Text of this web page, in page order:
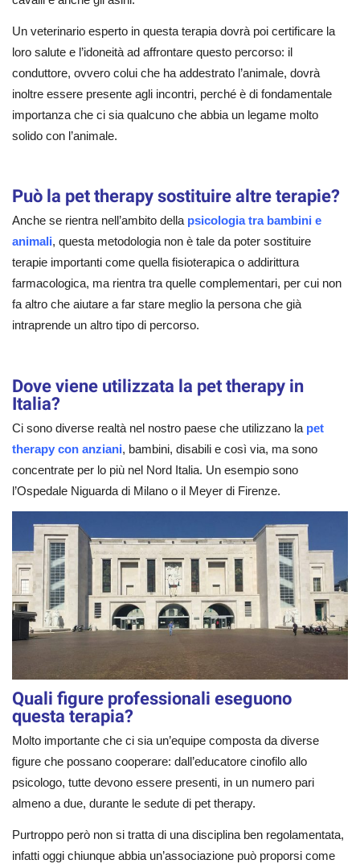
Un veterinario esperto in questa terapia dovrà poi certificare la
loro salute e l’idoneità ad affrontare questo percorso: il
conduttore, ovvero colui che ha addestrato l’animale, dovrà
inoltre essere presente agli incontri, perché è di fondamentale
importanza che ci sia qualcuno che abbia un legame molto
solido con l’animale.
Può la pet therapy sostituire altre terapie?
Anche se rientra nell’ambito della psicologia tra bambini e
animali, questa metodologia non è tale da poter sostituire
terapie importanti come quella fisioterapica o addirittura
farmacologica, ma rientra tra quelle complementari, per cui non
fa altro che aiutare a far stare meglio la persona che già
intraprende un altro tipo di percorso.
Dove viene utilizzata la pet therapy in
Italia?
Ci sono diverse realtà nel nostro paese che utilizzano la pet
therapy con anziani, bambini, disabili e così via, ma sono
concentrate per lo più nel Nord Italia. Un esempio sono
l’Ospedale Niguarda di Milano o il Meyer di Firenze.
Quali figure professionali eseguono
questa terapia?
Molto importante che ci sia un’equipe composta da diverse
figure che possano cooperare: dall’educatore cinofilo allo
psicologo, tutte devono essere presenti, in un numero pari
almeno a due, durante le sedute di pet therapy.
Purtroppo però non si tratta di una disciplina ben regolamentata,
infatti oggi chiunque abbia un’associazione può proporsi come